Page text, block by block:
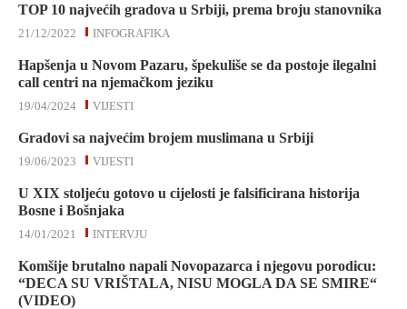
TOP 10 najvećih gradova u Srbiji, prema broju stanovnika
INFOGRAFIKA
21/12/2022
Hapšenja u Novom Pazaru, špekuliše se da postoje ilegalni
call centri na njemačkom jeziku
VIJESTI
19/04/2024
Gradovi sa najvećim brojem muslimana u Srbiji
VIJESTI
19/06/2023
U XIX stoljeću gotovo u cijelosti je falsificirana historija
Bosne i Bošnjaka
INTERVJU
14/01/2021
Komšije brutalno napali Novopazarca i njegovu porodicu:
“DECA SU VRIŠTALA, NISU MOGLA DA SE SMIRE“
(VIDEO)